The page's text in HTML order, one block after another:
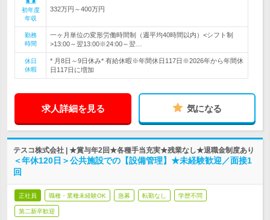
初年度
年収
332万円～400万円
勤務
時間
一ヶ月単位の変形労働時間制（週平均40時間以内）<シフト制
>13:00～翌13:00※24:00～翌…
休日
休暇
* 月8日～9日休み* 有給休暇※年間休日117日※2026年から年間休
日117日に増加
求人詳細を見る 気になる
テスコ株式会社 | ★賞与年2回★各種手当充実★残業なし★退職金制度あり
＜年休120日＞公共施設での【設備管理】★未経験歓迎／面接1
回
正社員 職種・業種未経験OK 急募 転勤なし 学歴不問
第二新卒歓迎